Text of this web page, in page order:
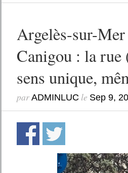
Argelès-sur-
Canigou : la rue
sens unique,
par ADMINLUC le Sep 9,